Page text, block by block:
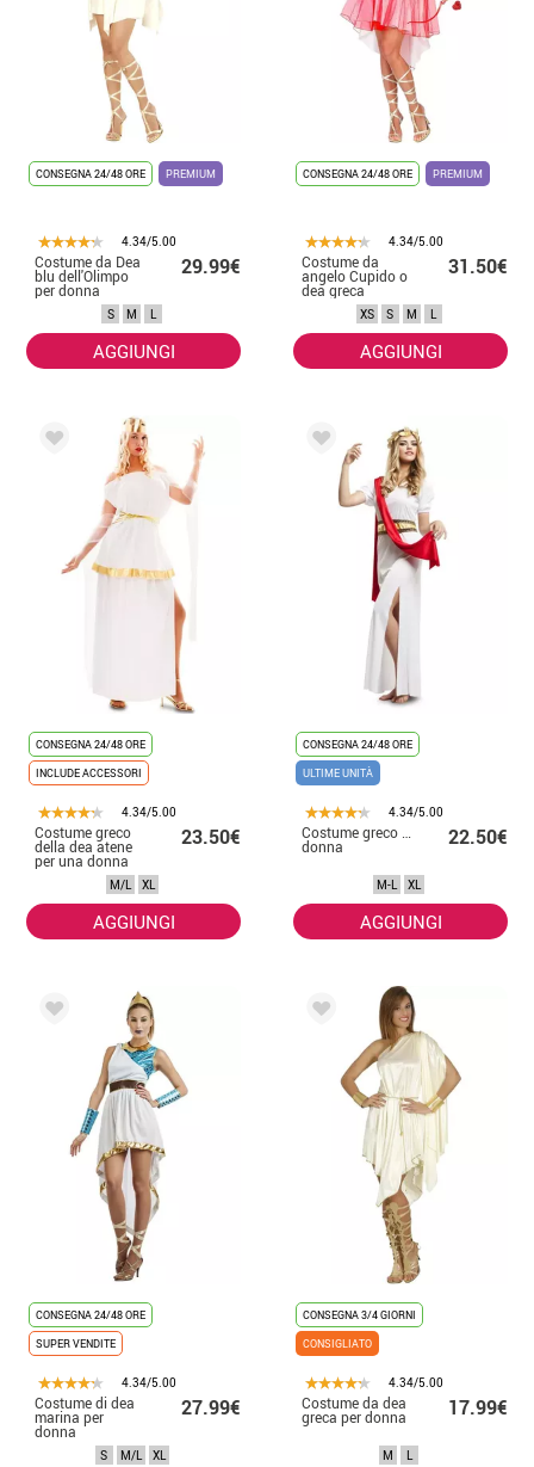
CONSEGNA 24/48 ORE PREMIUM
4.34/5.00
Costume da Dea
blu dell'Olimpo
per donna
29.99€
S M L
AGGIUNGI
CONSEGNA 24/48 ORE PREMIUM
4.34/5.00
Costume da
angelo Cupido o
dea greca
Afrodite per
31.50€
XS S M L
AGGIUNGI
CONSEGNA 24/48 ORE
INCLUDE ACCESSORI
4.34/5.00
Costume greco
della dea atene
per una donna
23.50€
M/L XL
AGGIUNGI
CONSEGNA 24/48 ORE
ULTIME UNITÀ
4.34/5.00
Costume greco agripina per
donna 22.50€
M-L XL
AGGIUNGI
CONSEGNA 24/48 ORE
SUPER VENDITE
4.34/5.00
Costume di dea
marina per
donna
27.99€
S M/L XL
CONSEGNA 3/4 GIORNI
CONSIGLIATO
4.34/5.00
Costume da dea
greca per donna 17.99€
M L